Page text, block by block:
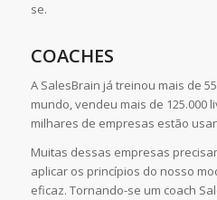
se.
COACHES
A SalesBrain já treinou mais de
mundo, vendeu mais de 125.000
milhares de empresas estão
Muitas dessas empresas
aplicar os princípios do nosso
eficaz. Tornando-se um coach